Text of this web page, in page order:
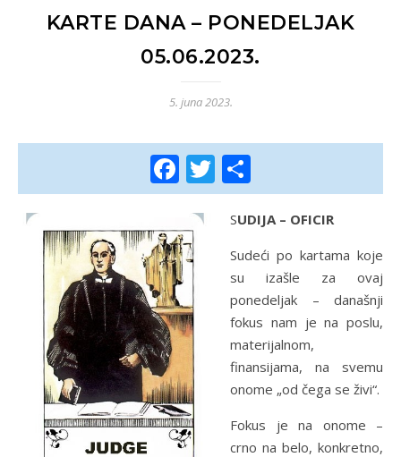
KARTE DANA – PONEDELJAK
05.06.2023.
5. juna 2023.
Facebook
Twitter
SUDIJA – OFICIR
Sudeći po kartama koje
su izašle za ovaj
ponedeljak – današnji
fokus nam je na poslu,
materijalnom,
finansijama, na svemu
onome „od čega se živi“.
Fokus je na onome –
crno na belo, konkretno,